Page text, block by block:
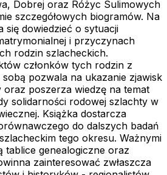
Dobrej oraz Różyc Sulimowych
szczegółowych biogramów. Na
się dowiedzieć o sytuacji
i przyczynach
rodzin szlacheckich.
członków tych rodzin z
pozwala na ukazanie zjawisk
oraz poszerza wiedzę na temat
solidarności rodowej szlachty w
Książka dostarcza
do dalszych badań
tego okresu. Ważnymi
tablice genealogiczne oraz
zainteresować zwłaszcza